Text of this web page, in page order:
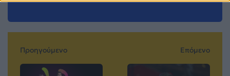
Προηγούμενο Επόμενο